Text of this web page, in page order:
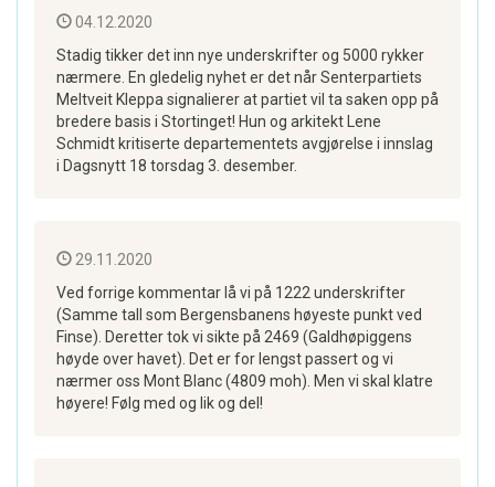
04.12.2020
Stadig tikker det inn nye underskrifter og 5000 rykker
nærmere. En gledelig nyhet er det når Senterpartiets
Meltveit Kleppa signalierer at partiet vil ta saken opp på
bredere basis i Stortinget! Hun og arkitekt Lene
Schmidt kritiserte departementets avgjørelse i innslag
i Dagsnytt 18 torsdag 3. desember.
29.11.2020
Ved forrige kommentar lå vi på 1222 underskrifter
(Samme tall som Bergensbanens høyeste punkt ved
Finse). Deretter tok vi sikte på 2469 (Galdhøpiggens
høyde over havet). Det er for lengst passert og vi
nærmer oss Mont Blanc (4809 moh). Men vi skal klatre
høyere! Følg med og lik og del!